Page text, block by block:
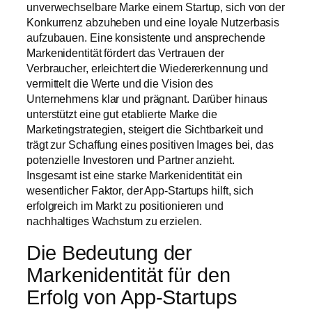
unverwechselbare Marke einem Startup, sich von der
Konkurrenz abzuheben und eine loyale Nutzerbasis
aufzubauen. Eine konsistente und ansprechende
Markenidentität fördert das Vertrauen der
Verbraucher, erleichtert die Wiedererkennung und
vermittelt die Werte und die Vision des
Unternehmens klar und prägnant. Darüber hinaus
unterstützt eine gut etablierte Marke die
Marketingstrategien, steigert die Sichtbarkeit und
trägt zur Schaffung eines positiven Images bei, das
potenzielle Investoren und Partner anzieht.
Insgesamt ist eine starke Markenidentität ein
wesentlicher Faktor, der App-Startups hilft, sich
erfolgreich im Markt zu positionieren und
nachhaltiges Wachstum zu erzielen.
Die Bedeutung der
Markenidentität für den
Erfolg von App-Startups